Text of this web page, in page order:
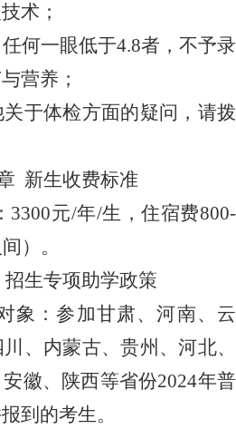
术；
任何一眼低于4.8者，不予录
营养；
关于体检方面的疑问，请拨
新生收费标准
3300元/年/生，住宿费800-
）。
招生专项助学政策
象：参加甘肃、河南、云
、内蒙古、贵州、河北、
徽、陕西等省份2024年普
到的考生。